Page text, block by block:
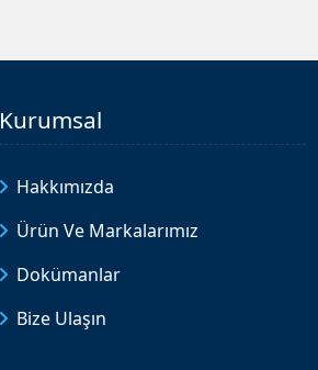
Kurumsal
Hakkımızda
Ürün Ve Markalarımız
Dokümanlar
Bize Ulaşın